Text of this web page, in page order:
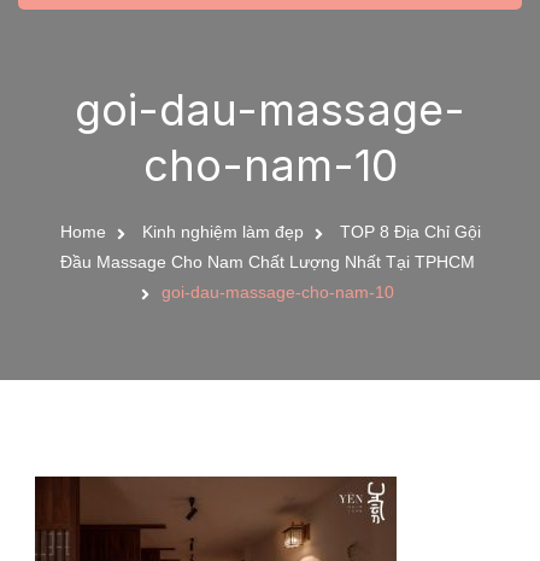
goi-dau-massage-
cho-nam-10
Home Kinh nghiệm làm đẹp
TOP 8 Địa Chỉ Gội
Đầu Massage Cho Nam Chất Lượng Nhất Tại TPHCM
goi-dau-massage-cho-nam-10